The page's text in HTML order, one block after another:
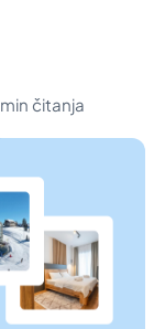
čitanja